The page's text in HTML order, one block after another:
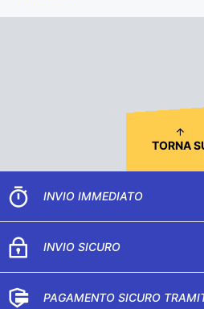
TORNA
INVIO IMMEDIATO
INVIO SICURO
PAGAMENTO SICURO